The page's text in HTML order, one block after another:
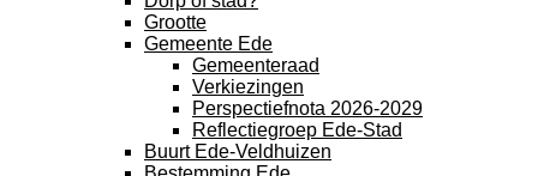
Grootte
Gemeente Ede
Gemeenteraad
Verkiezingen
Perspectiefnota 2026-2029
Reflectiegroep Ede-Stad
Buurt Ede-Veldhuizen